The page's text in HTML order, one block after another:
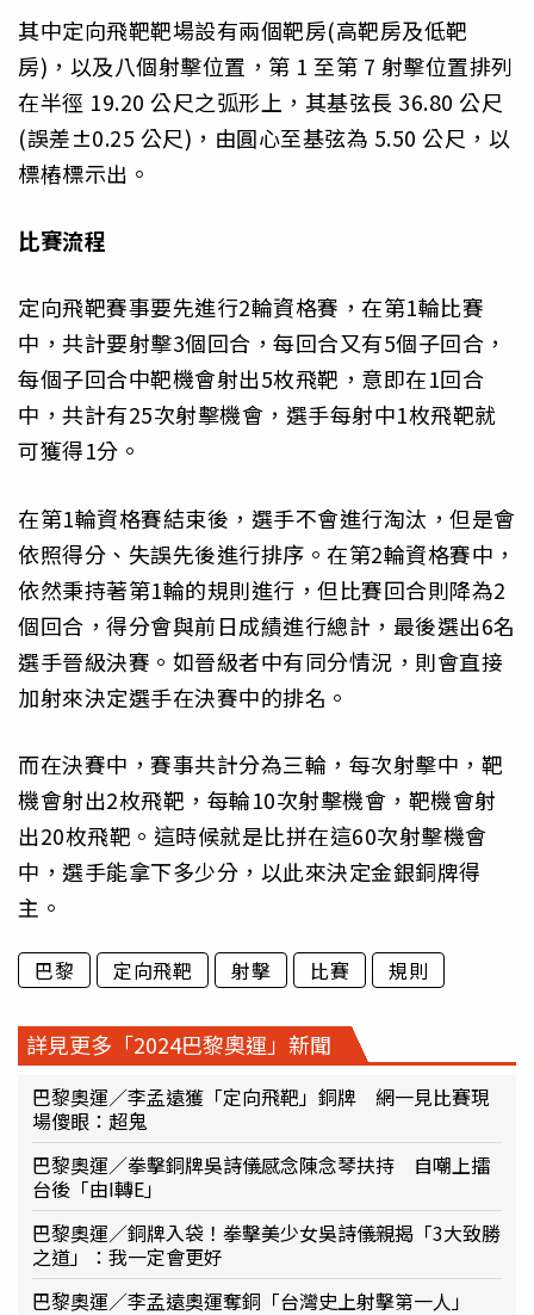
其中定向飛靶靶場設有兩個靶房(高靶房及低靶
房)，以及八個射擊位置，第 1 至第 7 射擊位置排列
在半徑 19.20 公尺之弧形上，其基弦長 36.80 公尺
(誤差±0.25 公尺)，由圓心至基弦為 5.50 公尺，以
標樁標示出。
比賽流程
定向飛靶賽事要先進行2輪資格賽，在第1輪比賽
中，共計要射擊3個回合，每回合又有5個子回合，
每個子回合中靶機會射出5枚飛靶，意即在1回合
中，共計有25次射擊機會，選手每射中1枚飛靶就
可獲得1分。
在第1輪資格賽結束後，選手不會進行淘汰，但是會
依照得分、失誤先後進行排序。在第2輪資格賽中，
依然秉持著第1輪的規則進行，但比賽回合則降為2
個回合，得分會與前日成績進行總計，最後選出6名
選手晉級決賽。如晉級者中有同分情況，則會直接
加射來決定選手在決賽中的排名。
而在決賽中，賽事共計分為三輪，每次射擊中，靶
機會射出2枚飛靶，每輪10次射擊機會，靶機會射
出20枚飛靶。這時候就是比拼在這60次射擊機會
中，選手能拿下多少分，以此來決定金銀銅牌得
主。
巴黎 定向飛靶 射擊 比賽 規則
詳見更多「2024巴黎奧運」新聞
巴黎奧運／李孟遠獲「定向飛靶」銅牌 網一見比賽現
場傻眼：超鬼
巴黎奧運／拳擊銅牌吳詩儀感念陳念琴扶持 自嘲上擂
台後「由I轉E」
巴黎奧運／銅牌入袋！拳擊美少女吳詩儀親揭「3大致勝
之道」：我一定會更好
巴黎奧運／李孟遠奧運奪銅「台灣史上射擊第一人」